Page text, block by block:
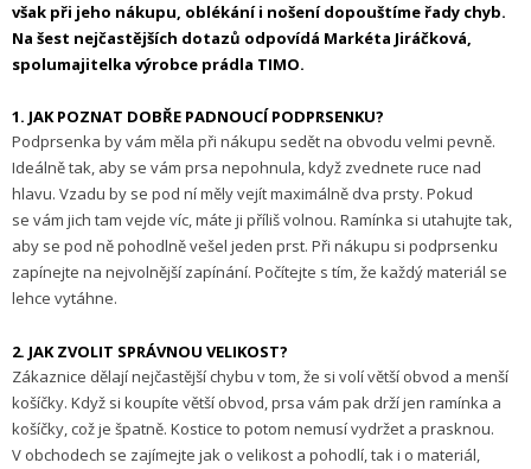
však při jeho nákupu, oblékání i nošení dopouštíme řady chyb.
Na šest nejčastějších dotazů odpovídá Markéta Jiráčková,
spolumajitelka výrobce prádla TIMO.
1. JAK POZNAT DOBŘE PADNOUCÍ PODPRSENKU?
Podprsenka by vám měla při nákupu sedět na obvodu velmi pevně.
Ideálně tak, aby se vám prsa nepohnula, když zvednete ruce nad
hlavu. Vzadu by se pod ní měly vejít maximálně dva prsty. Pokud
se vám jich tam vejde víc, máte ji příliš volnou. Ramínka si utahujte tak,
aby se pod ně pohodlně vešel jeden prst. Při nákupu si podprsenku
zapínejte na nejvolnější zapínání. Počítejte s tím, že každý materiál se
lehce vytáhne.
2. JAK ZVOLIT SPRÁVNOU VELIKOST?
Zákaznice dělají nejčastější chybu v tom, že si volí větší obvod a menší
košíčky. Když si koupíte větší obvod, prsa vám pak drží jen ramínka a
košíčky, což je špatně. Kostice to potom nemusí vydržet a prasknou.
V obchodech se zajímejte jak o velikost a pohodlí, tak i o materiál,